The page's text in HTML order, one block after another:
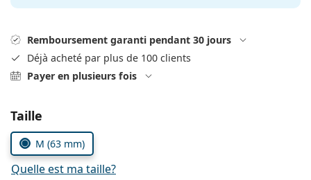
Toutes les marques
Prada
Toutes les marques
hors ligne
Remboursement garanti pendant 30 jours
Déjà acheté par plus de 100 clients
Payer en plusieurs fois
Choisissez les paramètres
Taille
M (63 mm)
Quelle est ma taille?